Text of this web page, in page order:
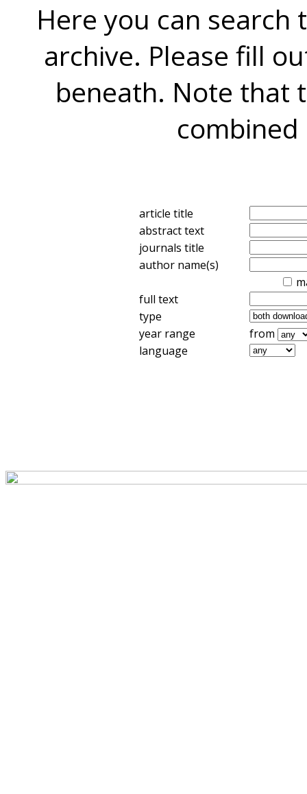
Here you can search
archive. Please fill
beneath. Note that
combined
article title
abstract text
journals title
author name(s)
full text
type
year range
from
language